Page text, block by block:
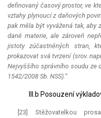
definovaný časový prostor, ve
vztahy plynoucí z daňových
pak měla být vyvážená tak, aby
dané materie, ale zároveň
jistoty zúčastněných stran,
prokazovat svá tvrzení (srov.
Nejvyššího správního soudu ze
1542/2008 Sb. NSS).“
III.b Posouzení
[23] Stěžovatelkou